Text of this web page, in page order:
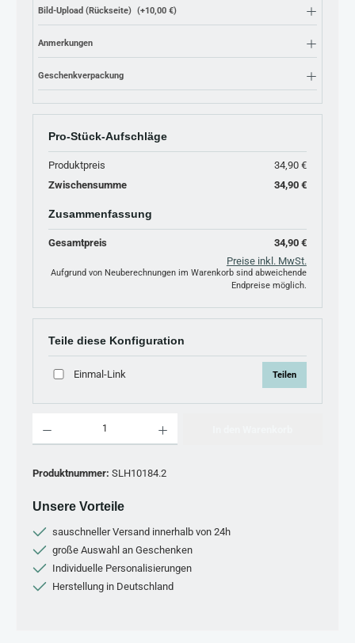
Bild-Upload (Rückseite) (+10,00 €)
Anmerkungen
Geschenkverpackung
Pro-Stück-Aufschläge
Produktpreis
34,90 €
Zwischensumme
34,90 €
Zusammenfassung
Gesamtpreis
34,90 €
Preise inkl. MwSt.
Aufgrund von Neuberechnungen im Warenkorb sind abweichende
Endpreise möglich.
Teile diese Konfiguration
Einmal-Link Teilen
Produktnummer: SLH10184.2
Unsere Vorteile
sauschneller Versand innerhalb von 24h
große Auswahl an Geschenken
Individuelle Personalisierungen
Herstellung in Deutschland